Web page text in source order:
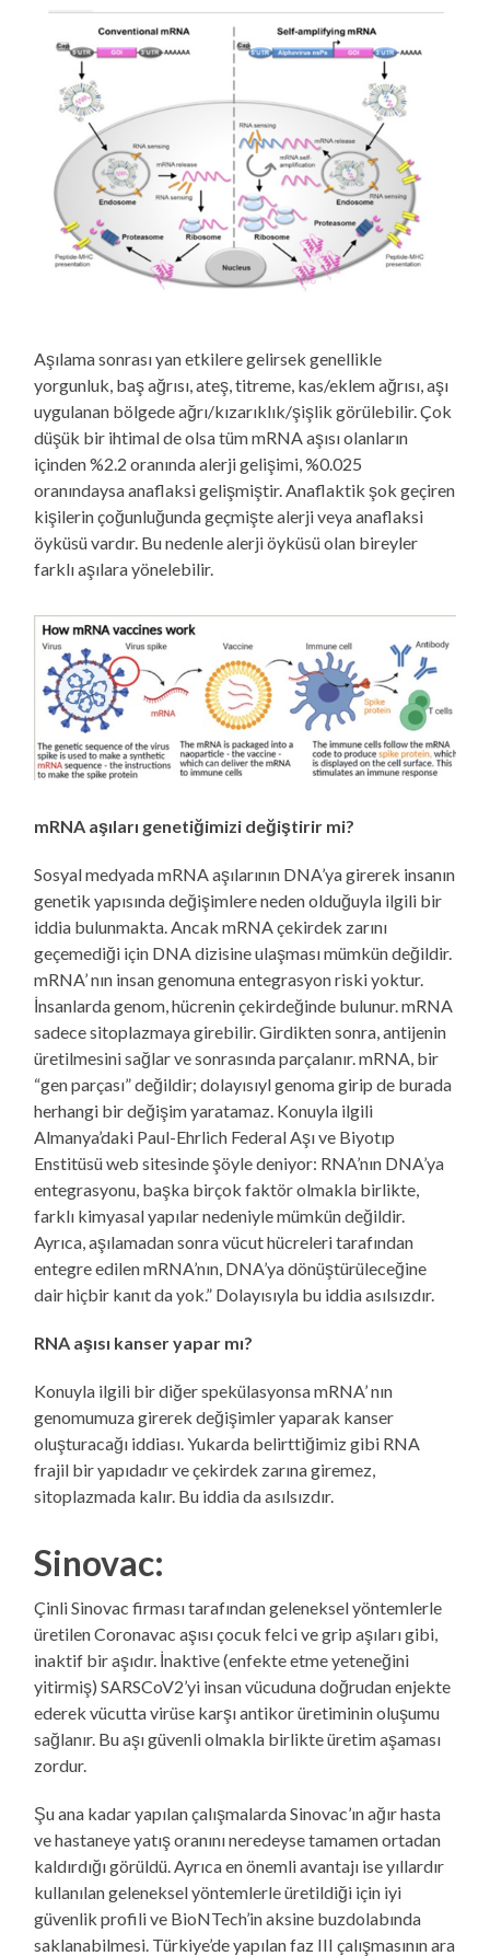
Aşılama sonrası yan etkilere gelirsek genellikle
yorgunluk, baş ağrısı, ateş, titreme, kas/eklem ağrısı, aşı
uygulanan bölgede ağrı/kızarıklık/şişlik görülebilir. Çok
düşük bir ihtimal de olsa tüm mRNA aşısı olanların
içinden %2.2 oranında alerji gelişimi, %0.025
oranındaysa anaflaksi gelişmiştir. Anaflaktik şok geçiren
kişilerin çoğunluğunda geçmişte alerji veya anaflaksi
öyküsü vardır. Bu nedenle alerji öyküsü olan bireyler
farklı aşılara yönelebilir.
mRNA aşıları genetiğimizi değiştirir mi?
Sosyal medyada mRNA aşılarının DNA’ya girerek insanın
genetik yapısında değişimlere neden olduğuyla ilgili bir
iddia bulunmakta. Ancak mRNA çekirdek zarını
geçemediği için DNA dizisine ulaşması mümkün değildir.
mRNA’ nın insan genomuna entegrasyon riski yoktur.
İnsanlarda genom, hücrenin çekirdeğinde bulunur. mRNA
sadece sitoplazmaya girebilir. Girdikten sonra, antijenin
üretilmesini sağlar ve sonrasında parçalanır. mRNA, bir
“gen parçası” değildir; dolayısıyl genoma girip de burada
herhangi bir değişim yaratamaz. Konuyla ilgili
Almanya’daki Paul-Ehrlich Federal Aşı ve Biyotıp
Enstitüsü web sitesinde şöyle deniyor: RNA’nın DNA’ya
entegrasyonu, başka birçok faktör olmakla birlikte,
farklı kimyasal yapılar nedeniyle mümkün değildir.
Ayrıca, aşılamadan sonra vücut hücreleri tarafından
entegre edilen mRNA’nın, DNA’ya dönüştürüleceğine
dair hiçbir kanıt da yok.” Dolayısıyla bu iddia asılsızdır.
RNA aşısı kanser yapar mı?
Konuyla ilgili bir diğer spekülasyonsa mRNA’ nın
genomumuza girerek değişimler yaparak kanser
oluşturacağı iddiası. Yukarda belirttiğimiz gibi RNA
frajil bir yapıdadır ve çekirdek zarına giremez,
sitoplazmada kalır. Bu iddia da asılsızdır.
Sinovac:
Çinli Sinovac firması tarafından geleneksel yöntemlerle
üretilen Coronavac aşısı çocuk felci ve grip aşıları gibi,
inaktif bir aşıdır. İnaktive (enfekte etme yeteneğini
yitirmiş) SARSCoV2’yi insan vücuduna doğrudan enjekte
ederek vücutta virüse karşı antikor üretiminin oluşumu
sağlanır. Bu aşı güvenli olmakla birlikte üretim aşaması
zordur.
Şu ana kadar yapılan çalışmalarda Sinovac’ın ağır hasta
ve hastaneye yatış oranını neredeyse tamamen ortadan
kaldırdığı görüldü. Ayrıca en önemli avantajı ise yıllardır
kullanılan geleneksel yöntemlerle üretildiği için iyi
güvenlik profili ve BioNTech’in aksine buzdolabında
saklanabilmesi. Türkiye’de yapılan faz III çalışmasının ara